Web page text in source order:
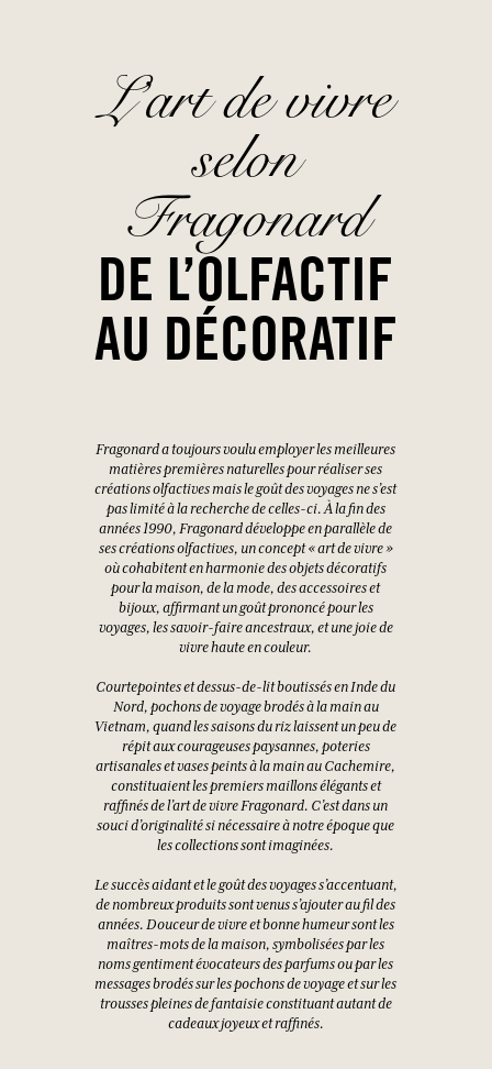
L’art de vivre
selon
Fragonard
DE L’OLFACTIF
AU DÉCORATIF
Fragonard a toujours voulu employer les meilleures
matières premières naturelles pour réaliser ses
créations olfactives mais le goût des voyages ne s’est
pas limité à la recherche de celles-ci. À la fin des
années 1990, Fragonard développe en parallèle de
ses créations olfactives, un concept « art de vivre »
où cohabitent en harmonie des objets décoratifs
pour la maison, de la mode, des accessoires et
bijoux, affirmant un goût prononcé pour les
voyages, les savoir-faire ancestraux, et une joie de
vivre haute en couleur.
Courtepointes et dessus-de-lit boutissés en Inde du
Nord, pochons de voyage brodés à la main au
Vietnam, quand les saisons du riz laissent un peu de
répit aux courageuses paysannes, poteries
artisanales et vases peints à la main au Cachemire,
constituaient les premiers maillons élégants et
raffinés de l’art de vivre Fragonard. C’est dans un
souci d’originalité si nécessaire à notre époque que
les collections sont imaginées.
Le succès aidant et le goût des voyages s’accentuant,
de nombreux produits sont venus s’ajouter au fil des
années. Douceur de vivre et bonne humeur sont les
maîtres-mots de la maison, symbolisées par les
noms gentiment évocateurs des parfums ou par les
messages brodés sur les pochons de voyage et sur les
trousses pleines de fantaisie constituant autant de
cadeaux joyeux et raffinés.